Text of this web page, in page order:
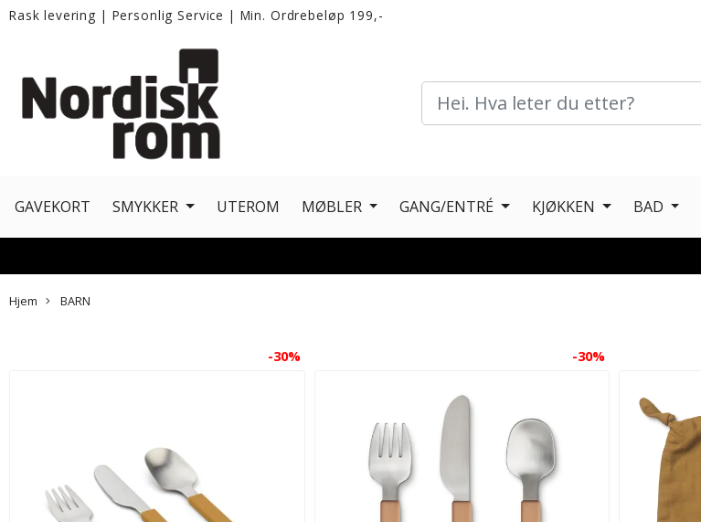
Rask levering | Personlig Service | Min. Ordrebeløp 199,-
GAVEKORT SMYKKER UTEROM MØBLER GANG/ENTRÉ KJØKKEN BAD
Hjem BARN
-30% -30%